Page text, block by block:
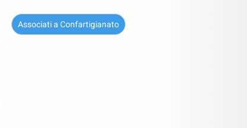
Associati a Confartigianato